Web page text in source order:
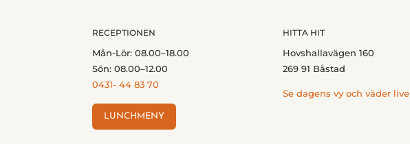
RECEPTIONEN
Mån-Lör: 08.00–18.00
Sön: 08.00–12.00
0431- 44 83 70
LUNCHMENY
HITTA HIT
Hovshallavägen 160
269 91 Båstad
Se dagens vy och väder live